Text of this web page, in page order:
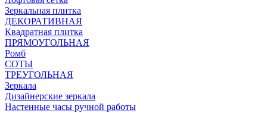
Зеркальная плитка
ДЕКОРАТИВНАЯ
Квадратная плитка
ПРЯМОУГОЛЬНАЯ
Ромб
СОТЫ
ТРЕУГОЛЬНАЯ
Зеркала
Дизайнерские зеркала
Настенные часы ручной работы